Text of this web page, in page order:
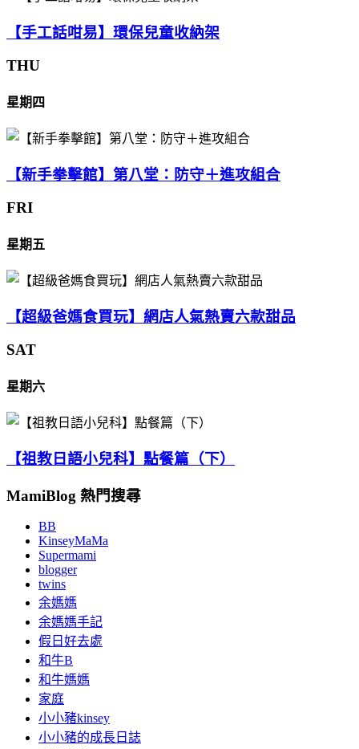
【手工話咁易】環保兒童收納架
THU
星期四
【新手拳擊館】第八堂：防守＋進攻組合
FRI
星期五
【超級爸媽食買玩】網店人氣熱賣六款甜品
SAT
星期六
【祖教日語小兒科】點餐篇（下）
MamiBlog 熱門搜尋
BB
KinseyMaMa
Supermami
blogger
twins
余媽媽
余媽媽手記
假日好去處
和牛B
和牛媽媽
家庭
小小豬kinsey
小小豬的成長日誌